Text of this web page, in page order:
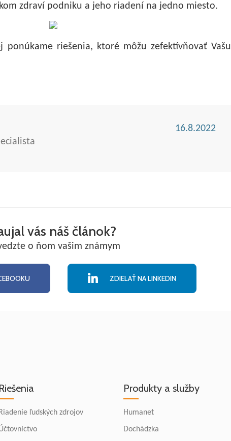
zdraví podniku a jeho riadení na jedno miesto.
ponúkame riešenia, ktoré môžu zefektívňovať Vašu
16.8.2022
vás náš článok?
o ňom vašim známym
ZDIELAŤ NA LINKEDIN
Riešenia
ľudských zdrojov
Produkty a služby
Humanet
Dochádzka